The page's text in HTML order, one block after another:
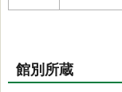
館別所蔵